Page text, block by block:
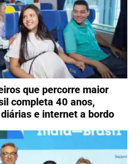
que percorre maior
completa 40 anos,
e internet a bordo